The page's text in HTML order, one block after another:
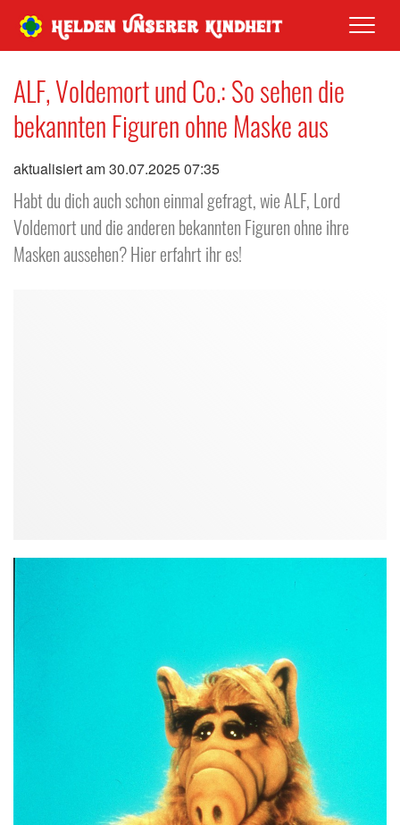
ALF, Voldemort und Co.: So sehen die
bekannten Figuren ohne Maske aus
aktualisiert am 30.07.2025 07:35
Habt du dich auch schon einmal gefragt, wie ALF, Lord
Voldemort und die anderen bekannten Figuren ohne ihre
Masken aussehen? Hier erfahrt ihr es!